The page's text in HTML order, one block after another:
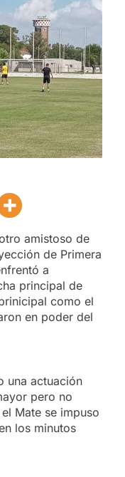
amistoso de
de Primera
a
principal de
como el
en poder del
una actuación
pero no
Mate se impuso
los minutos